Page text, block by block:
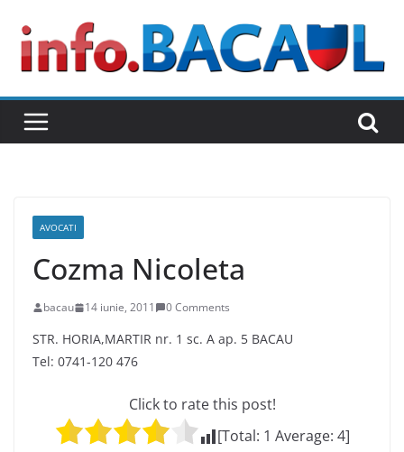
content
AVOCATI
Cozma Nicoleta
bacau 14 iunie, 2011 0 Comments
STR. HORIA,MARTIR nr. 1 sc. A ap. 5 BACAU
Tel: 0741-120 476
Click to rate this post!
[Total: 1 Average: 4]